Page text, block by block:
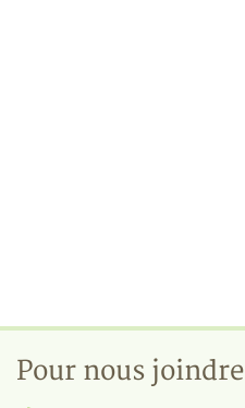
Pour nous joindre